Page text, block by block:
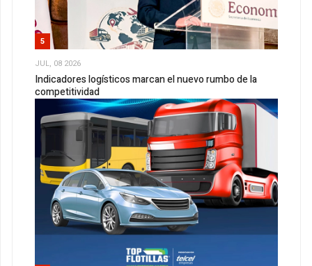
5
JUL, 08 2026
Indicadores logísticos marcan el nuevo rumbo de la
competitividad